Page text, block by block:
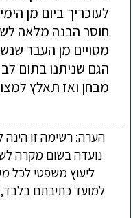
לעוכריך ביום מן
חוסר הבנה מלאה
מסויים מן העבר
הגם שניתנו בתום
מבחן ואז תאלץ
הערה: רשימה זו הינה
נועדה בשום מקרה
ליעוץ משפטי לכל
למועד כתיבתם